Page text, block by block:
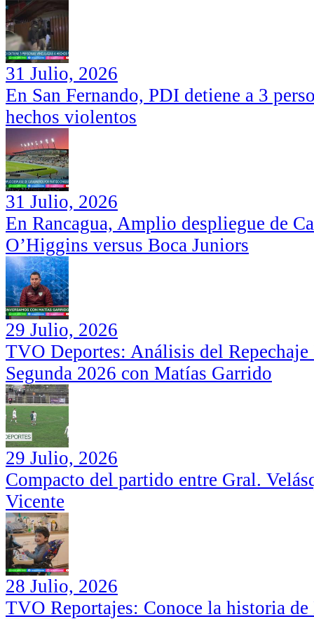
31 Julio, 2026
En San Fernando, PDI detiene a 3
hechos violentos
31 Julio, 2026
En Rancagua, Amplio despliegue de
O’Higgins versus Boca Juniors
29 Julio, 2026
TVO Deportes: Análisis del
Segunda 2026 con Matías Garrido
29 Julio, 2026
Compacto del partido entre Gral.
Vicente
28 Julio, 2026
TVO Reportajes: Conoce la historia